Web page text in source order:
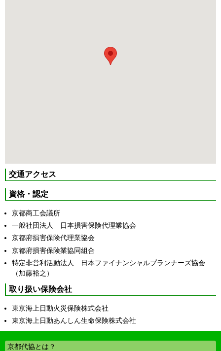
交通アクセス
資格・認定
京都商工会議所
一般社団法人 日本損害保険代理業協会
京都府損害保険代理業協会
京都府損害保険業協同組合
特定非営利活動法人 日本ファイナンシャルプランナーズ協会
（加藤裕之）
取り扱い保険会社
東京海上日動火災保険株式会社
東京海上日動あんしん生命保険株式会社
京都代協とは？